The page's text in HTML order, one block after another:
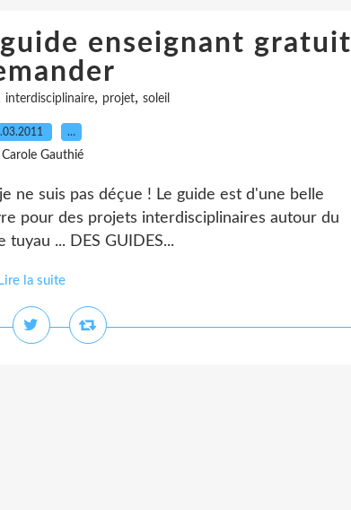
enseignant gratuit
interdisciplinaire, projet, soleil
…
Carole Gauthié
ne suis pas déçue ! Le guide est d'une belle
pour des projets interdisciplinaires autour du
... DES GUIDES...
Lire la suite